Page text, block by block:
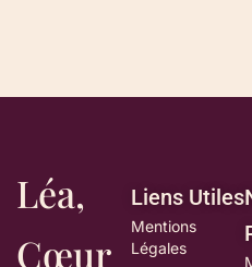
Léa,
Cœur
Liens Utiles
Mentions
Légales